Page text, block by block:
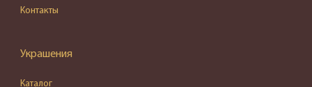
Контакты
Украшения
Каталог